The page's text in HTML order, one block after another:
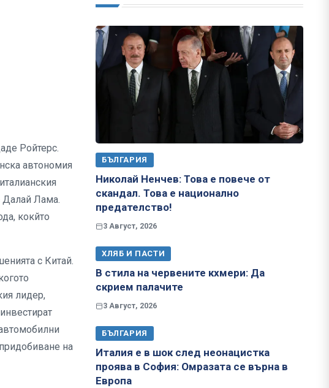
Ройтерс.
автономия
Далай Лама.
кокйто
с Китай.
лидер,
на
БЪЛГАРИЯ
Николай Ненчев: Това е повече от
скандал. Това е национално
предателство!
3 Август, 2026
ХЛЯБ И ПАСТИ
В стила на червените кхмери: Да
скрием палачите
3 Август, 2026
БЪЛГАРИЯ
Италия е в шок след неонацистка
проява в София: Омразата се върна в
Европа